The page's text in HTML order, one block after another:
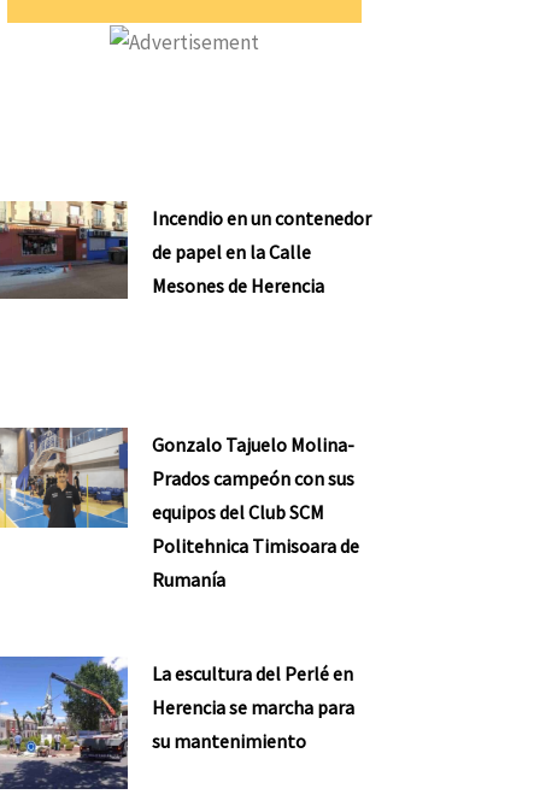
Incendio en un contenedor
de papel en la Calle
Mesones de Herencia
Gonzalo Tajuelo Molina-
Prados campeón con sus
equipos del Club SCM
Politehnica Timisoara de
Rumanía
La escultura del Perlé en
Herencia se marcha para
su mantenimiento